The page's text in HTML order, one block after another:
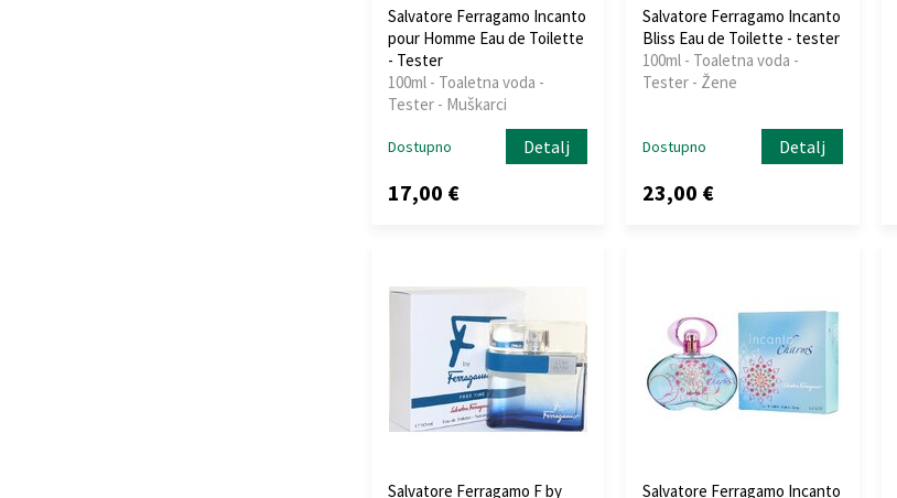
Salvatore Ferragamo Incanto
pour Homme Eau de Toilette
- Tester
100ml - Toaletna voda -
Tester - Muškarci
Dostupno Detalj
17,00 €
Salvatore Ferragamo Incanto
Bliss Eau de Toilette - tester
100ml - Toaletna voda -
Tester - Žene
Dostupno Detalj
23,00 €
Salvatore Ferragamo F by Salvatore Ferragamo Incanto